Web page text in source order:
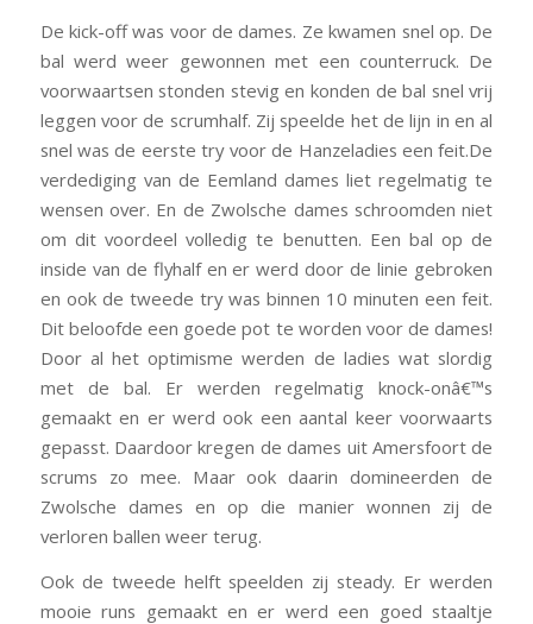
De kick-off was voor de dames. Ze kwamen snel op. De
bal werd weer gewonnen met een counterruck. De
voorwaartsen stonden stevig en konden de bal snel vrij
leggen voor de scrumhalf. Zij speelde het de lijn in en al
snel was de eerste try voor de Hanzeladies een feit.De
verdediging van de Eemland dames liet regelmatig te
wensen over. En de Zwolsche dames schroomden niet
om dit voordeel volledig te benutten. Een bal op de
inside van de flyhalf en er werd door de linie gebroken
en ook de tweede try was binnen 10 minuten een feit.
Dit beloofde een goede pot te worden voor de dames!
Door al het optimisme werden de ladies wat slordig
met de bal. Er werden regelmatig knock-onâ€™s
gemaakt en er werd ook een aantal keer voorwaarts
gepasst. Daardoor kregen de dames uit Amersfoort de
scrums zo mee. Maar ook daarin domineerden de
Zwolsche dames en op die manier wonnen zij de
verloren ballen weer terug.
Ook de tweede helft speelden zij steady. Er werden
mooie runs gemaakt en er werd een goed staaltje